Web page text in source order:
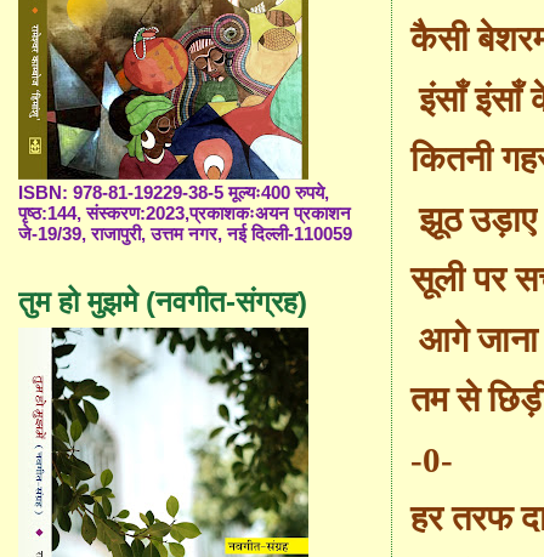
कैसी
इंसाँ इंसाँ
कितनी
झूठ
सूली पर
आगे जाना
तम से
-0-
हर तरफ
ISBN: 978-81-19229-38-5 मूल्यः400 रुपये,
पृष्ठ:144, संस्करण:2023,प्रकाशकःअयन प्रकाशन
जे-19/39, राजापुरी, उत्तम नगर, नई दिल्ली-110059
तुम हो मुझमे (नवगीत-संग्रह)